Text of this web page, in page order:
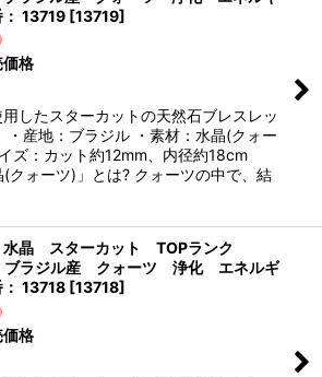
13719 [13719]
格
したスターカットの天然石ブレスレッ
・産地：ブラジル ・素材：水晶(クォー
ズ：カット約12mm、内径約18cm
ォーツ)」とは? クォーツの中で、結
晶 スターカット TOPランク
ラジル産 クォーツ 浄化 エネルギ
13718 [13718]
格